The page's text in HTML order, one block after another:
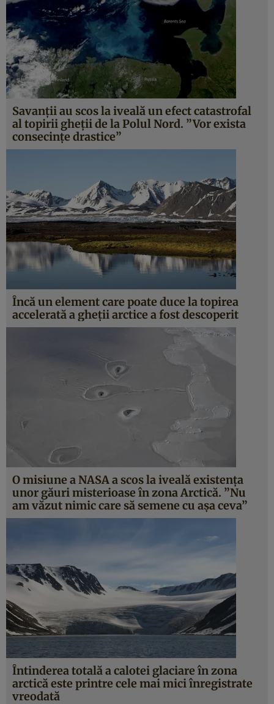
Savanţii au scos la iveală un efect catastrofal
al topirii gheţii de la Polul Nord. ”Vor exista
consecinţe drastice”
Încă un element care poate duce la topirea
accelerată a gheţii arctice a fost descoperit
O misiune a NASA a scos la iveală existenţa
unor găuri misterioase în zona Arctică. ”Nu
am văzut nimic care să semene cu aşa ceva”
Întinderea totală a calotei glaciare în zona
arctică este printre cele mai mici înregistrate
vreodată